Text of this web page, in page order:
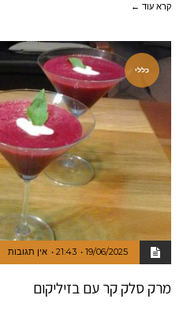
קרא עוד ←
כללי
19/06/2025
21:43 אין תגובות
מרק סלק קר עם בזיליקום